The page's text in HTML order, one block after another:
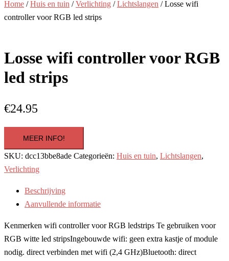
Home /Huis en tuin /Verlichting /Lichtslangen / Losse wifi
controller voor RGB led strips
Losse wifi controller voor RGB
led strips
€24.95
MEER INFO!
SKU: dcc13bbe8ade Categorieën: Huis en tuin, Lichtslangen,
Verlichting
Beschrijving
Aanvullende informatie
Kenmerken wifi controller voor RGB ledstrips Te gebruiken voor
RGB witte led stripsIngebouwde wifi: geen extra kastje of module
nodig. direct verbinden met wifi (2,4 GHz)Bluetooth: direct